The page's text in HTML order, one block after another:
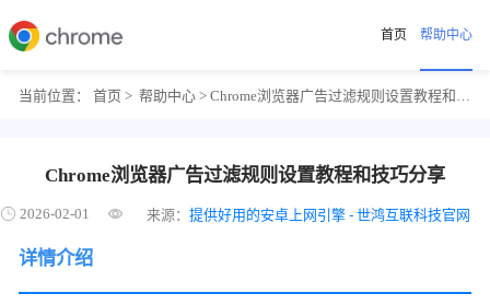
首页 帮助中心
当前位置： 首页 >帮助中心 > Chrome浏览器广告过滤规则设置教程和技巧分享
Chrome浏览器广告过滤规则设置教程和技巧分享
2026-02-01 来源： 提供好用的安卓上网引擎 - 世鸿互联科技官网
详情介绍